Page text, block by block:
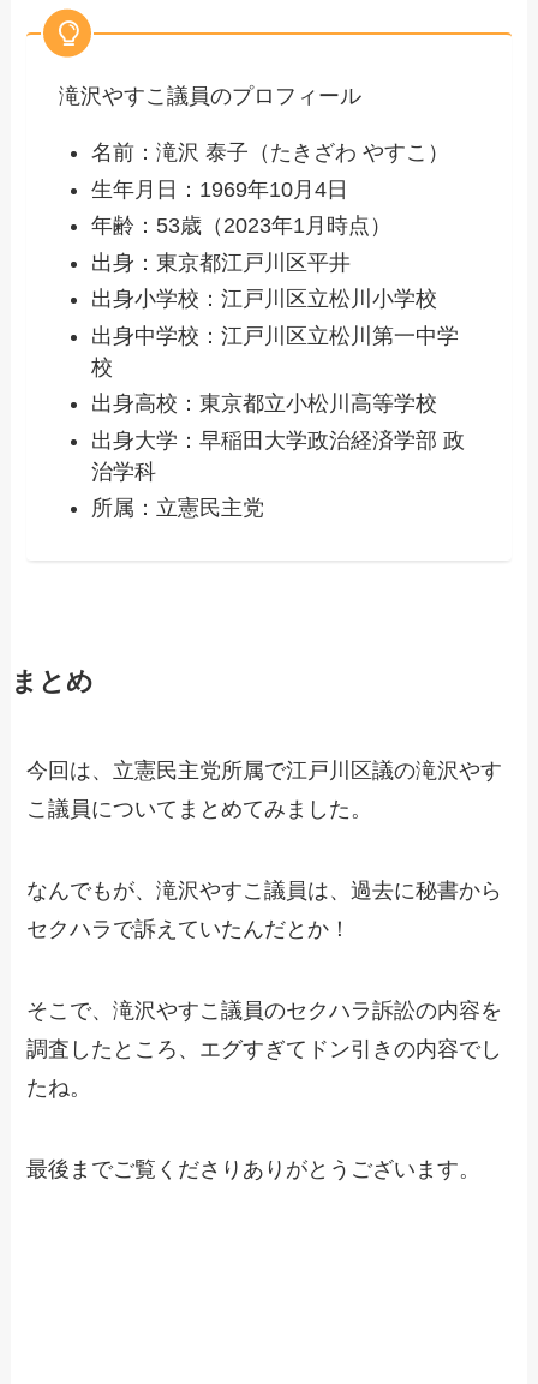
滝沢やすこ議員のプロフィール
名前：滝沢 泰子（たきざわ やすこ）
生年月日：1969年10月4日
年齢：53歳（2023年1月時点）
出身：東京都江戸川区平井
出身小学校：江戸川区立松川小学校
出身中学校：江戸川区立松川第一中学
校
出身高校：東京都立小松川高等学校
出身大学：早稲田大学政治経済学部 政
治学科
所属：立憲民主党
まとめ
今回は、立憲民主党所属で江戸川区議の滝沢やす
こ議員についてまとめてみました。
なんでもが、滝沢やすこ議員は、過去に秘書から
セクハラで訴えていたんだとか！
そこで、滝沢やすこ議員のセクハラ訴訟の内容を
調査したところ、エグすぎてドン引きの内容でし
たね。
最後までご覧くださりありがとうございます。